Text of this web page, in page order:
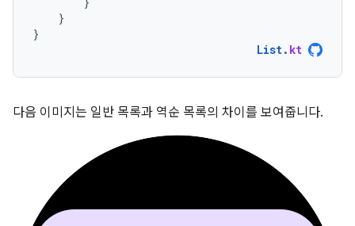
}
}
List. kt
다음 이미지는 일반 목록과 역순 목록의 차이를 보여줍니다.